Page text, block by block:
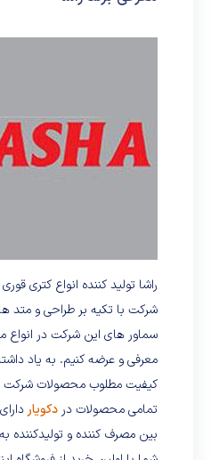
راشا تولید کننده انواع
شرکت با تکیه بر طراحی و متد
سماور های این شرکت در انواع
کیفیت مطلوب محصولات شرکت
تمامی محصولات در دکویار
بین مصرف کننده و تولیدکننده